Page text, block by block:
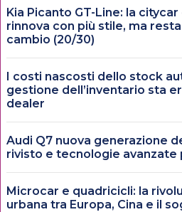
Kia Picanto GT-Line: la
rinnova con più stile, ma
cambio (20/30)
I costi nascosti dello stock
gestione dell’inventario sta
dealer
Audi Q7 nuova generazione
rivisto e tecnologie avanzate
Microcar e quadricicli: la
urbana tra Europa, Cina e il